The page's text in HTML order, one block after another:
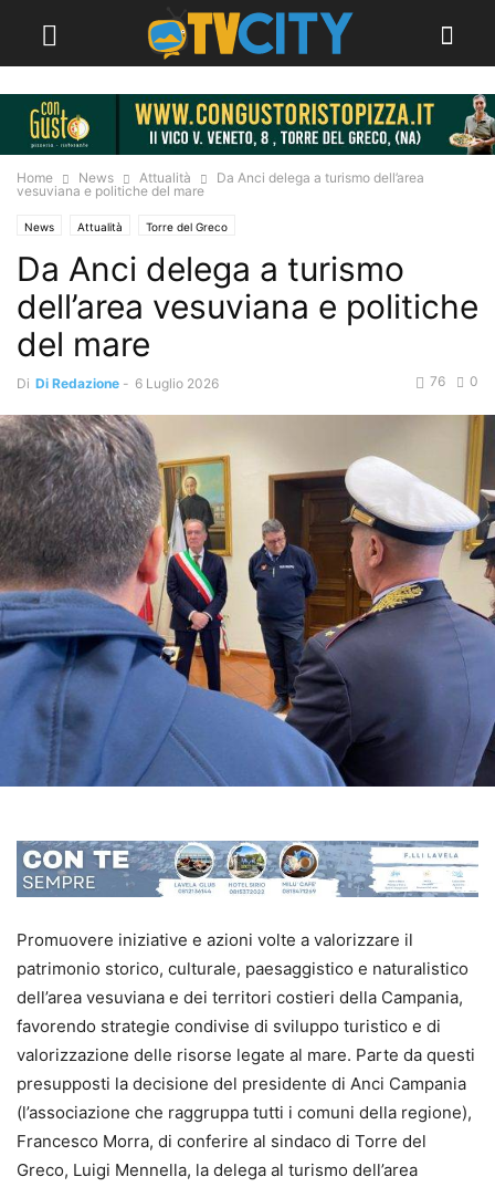
Home News Attualità
Da Anci delega a turismo dell’area
vesuviana e politiche del mare
News Attualità Torre del Greco
Da Anci delega a turismo
dell’area vesuviana e politiche
del mare
Di Di Redazione - 6 Luglio 2026 0
76
Promuovere iniziative e azioni volte a valorizzare il
patrimonio storico, culturale, paesaggistico e naturalistico
dell’area vesuviana e dei territori costieri della Campania,
favorendo strategie condivise di sviluppo turistico e di
valorizzazione delle risorse legate al mare. Parte da questi
presupposti la decisione del presidente di Anci Campania
(l’associazione che raggruppa tutti i comuni della regione),
Francesco Morra, di conferire al sindaco di Torre del
Greco, Luigi Mennella, la delega al turismo dell’area